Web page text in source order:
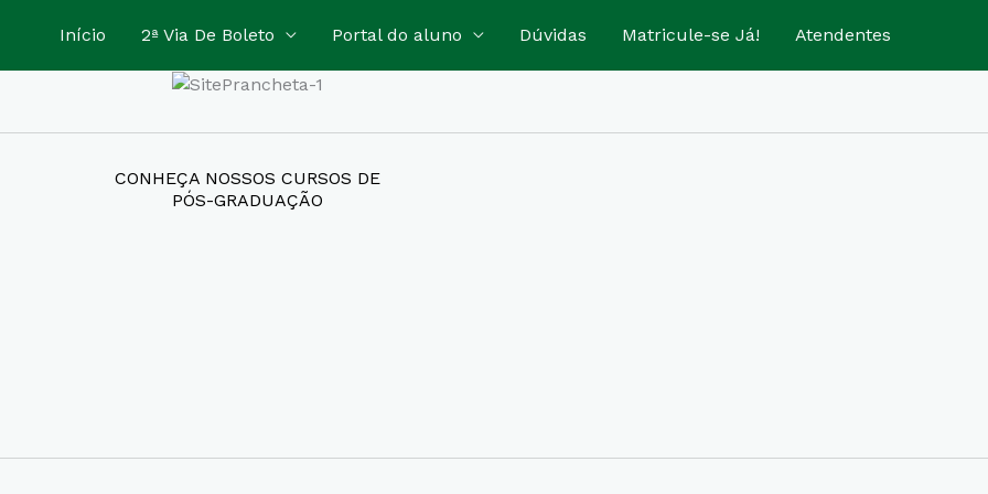
Início 2ª Via De Boleto Portal do aluno Dúvidas Matricule-se Já! Atendentes
CONHEÇA NOSSOS CURSOS DE
PÓS-GRADUAÇÃO